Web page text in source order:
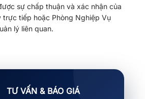
sự chấp thuận và xác nhận của
trực tiếp hoặc Phòng Nghiệp Vụ
lý liên quan.
TƯ VẤN & BÁO GIÁ